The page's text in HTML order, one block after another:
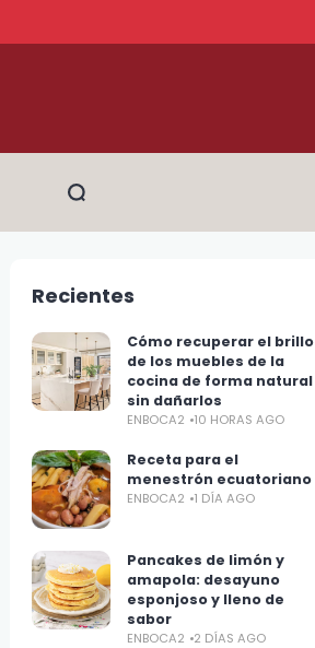
Recientes
Cómo recuperar el brillo
de los muebles de la
cocina de forma natural
sin dañarlos
ENBOCA2 10 HORAS AGO
Receta para el
menestrón ecuatoriano
ENBOCA2 1 DÍA AGO
Pancakes de limón y
amapola: desayuno
esponjoso y lleno de
sabor
ENBOCA2 2 DÍAS AGO